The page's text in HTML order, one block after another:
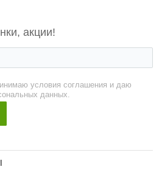
акции!
условия соглашения и даю
данных.